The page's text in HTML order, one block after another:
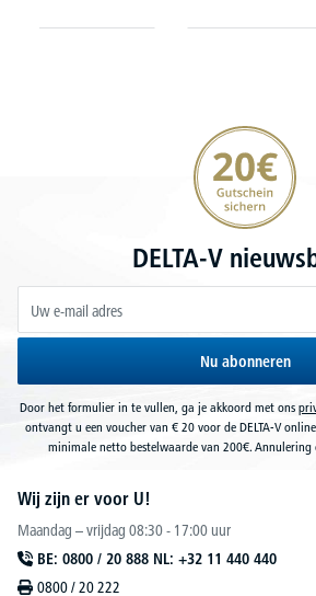
20€ korting verzekeren
DELTA-V
Nu abonneren
Door het formulier in te vullen, ga je akkoord met ons
ontvangt u een voucher van € 20 voor de DELTA-V
minimale netto bestelwaarde van 200€.
Wij zijn er voor U!
Maandag – vrijdag 08:30 - 17:00 uur
BE: 0800 / 20 888 NL: +32 11 440 440
0800 / 20 222